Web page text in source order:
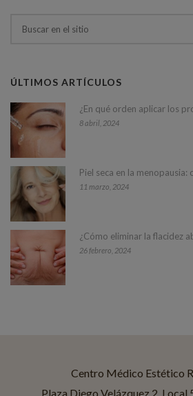
ÚLTIMOS ARTÍCULOS
¿En qué orden aplicar los
8 abril, 2024
Piel seca en la
11 marzo, 2024
¿Cómo eliminar la flacidez
26 febrero, 2024
Centro Médico Estético
Plaza Diego Velázquez 2, Local